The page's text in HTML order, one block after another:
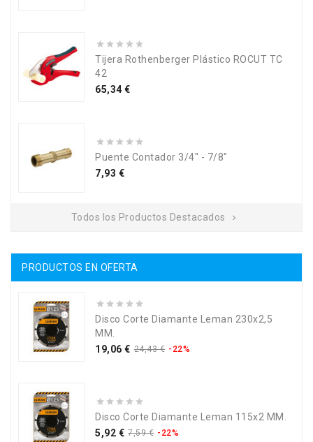
Tijera Rothenberger Plástico ROCUT TC
42
Precio
65,34 €
Puente Contador 3/4" - 7/8"
Precio
7,93 €
Todos los Productos Destacados 
PRODUCTOS EN OFERTA
Disco Corte Diamante Leman 230x2,5
MM.
19,06 € 24,43 € -22%
Disco Corte Diamante Leman 115x2 MM.
5,92 € 7,59 € -22%